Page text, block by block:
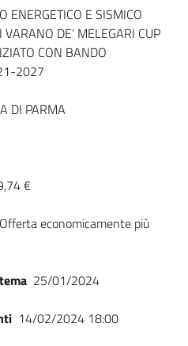
ENERGETICO E SISMICO
DE’ MELEGARI CUP
CON BANDO
2027
DI PARMA
€
Offerta economicamente più
25/01/2024
14/02/2024 18:00